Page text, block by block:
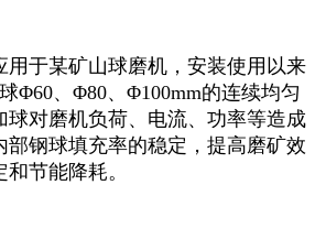
用于某矿山球磨机，安装使用以来
Φ60、Φ80、Φ100mm的连续均匀
球对磨机负荷、电流、功率等造成
部钢球填充率的稳定，提高磨矿效
节能降耗。